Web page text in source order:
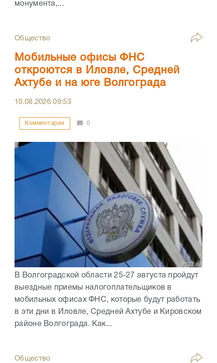
монумента,...
Общество
Мобильные офисы ФНС
откроются в Иловле, Средней
Ахтубе и на юге Волгограда
10.08.202609:53
Комментарии 0
В Волгоградской области 25-27 августа пройдут
выездные приемы налогоплательщиков в
мобильных офисах ФНС, которые будут работать
в эти дни в Иловле, Средней Ахтубе и Кировском
районе Волгограда. Как...
Общество